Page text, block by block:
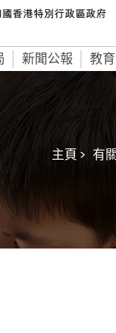
新聞公報 教
主頁 > 有